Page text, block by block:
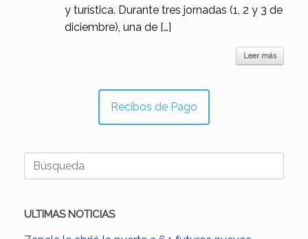
y turística. Durante tres jornadas (1, 2 y 3 de
diciembre), una de […]
Leer más
Recibos de Pago
Buscar:
ULTIMAS NOTICIAS